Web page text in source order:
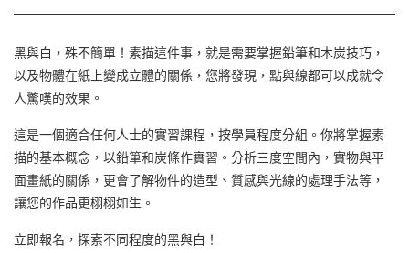
黑與白，殊不簡單！素描這件事，就是需要掌握鉛筆和木炭技巧，
以及物體在紙上變成立體的關係，您將發現，點與線都可以成就令
人驚嘆的效果。
這是一個適合任何人士的實習課程，按學員程度分組。你將掌握素
描的基本概念，以鉛筆和炭條作實習。分析三度空間內，實物與平
面畫紙的關係，更會了解物件的造型、質感與光線的處理手法等，
讓您的作品更栩栩如生。
立即報名，探索不同程度的黑與白！